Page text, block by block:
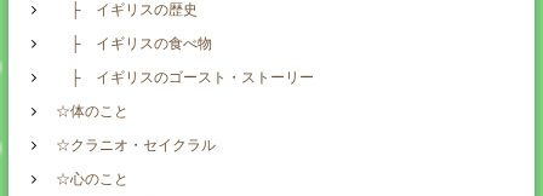
├ イギリスの歴史
├ イギリスの食べ物
├ イギリスのゴースト・ストーリー
☆体のこと
☆クラニオ・セイクラル
☆心のこと